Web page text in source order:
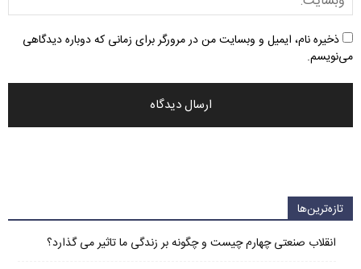
ذخیره نام، ایمیل و وبسایت من در مرورگر برای زمانی که دوباره دیدگاهی
می‌نویسم.
تازه‌ترین‌ها
انقلاب صنعتی چهارم چیست و چگونه بر زندگی ما تاثیر می گذارد؟